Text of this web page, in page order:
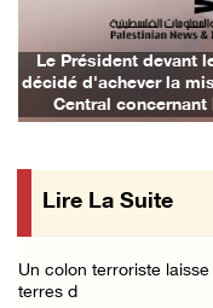
07/August/2026 10:31 PM
Les forces
07/August/2026 09:21 PM
Club des prisonniers
Des colons attaquent
Le Président devant
décidé d'achever la
Central
Lire La Suite
Un colon terroriste
terres d